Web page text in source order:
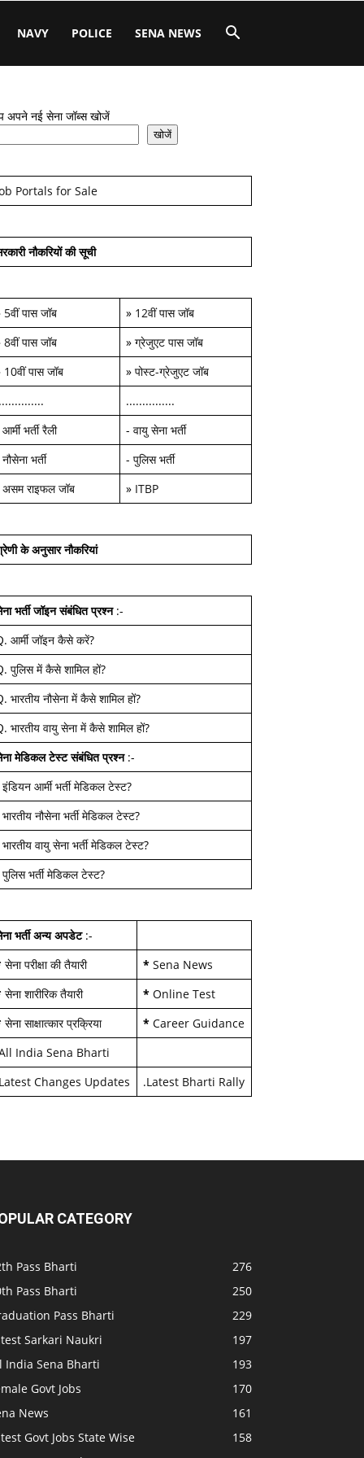
NAVY POLICE SENA NEWS
अपने नई सेना जॉब्स खोजें
खोजें
Portals for Sale
नौकरियों की सूची
5वीं पास जॉब » 12वीं पास जॉब
8वीं पास जॉब » ग्रेजुएट पास जॉब
10वीं पास जॉब » पोस्ट-ग्रेजुएट जॉब
...............
आर्मी भर्ती रैली - वायु सेना भर्ती
नौसेना भर्ती - पुलिस भर्ती
असम राइफल जॉब » ITBP
के अनुसार नौकरियां
भर्ती जॉइन संबंधित प्रश्न:-
आर्मी जॉइन कैसे करें?
पुलिस में कैसे शामिल हों?
भारतीय नौसेना में कैसे शामिल हों?
भारतीय वायु सेना में कैसे शामिल हों?
मेडिकल टेस्ट संबंधित प्रश्न:-
इंडियन आर्मी भर्ती मेडिकल टेस्ट?
भारतीय नौसेना भर्ती मेडिकल टेस्ट?
भारतीय वायु सेना भर्ती मेडिकल टेस्ट?
पुलिस भर्ती मेडिकल टेस्ट?
भर्ती अन्य अपडेट:-
सेना परीक्षा की तैयारी * Sena News
सेना शारीरिक तैयारी * Online Test
सेना साक्षात्कार प्रक्रिया * Career Guidance
India Sena Bharti
Latest Changes Updates .Latest Bharti Rally
CATEGORY
Pass Bharti
276
Pass Bharti
250
Pass Bharti
229
Sarkari Naukri
197
India Sena Bharti
193
Govt Jobs
170
News
161
Govt Jobs State Wise
158